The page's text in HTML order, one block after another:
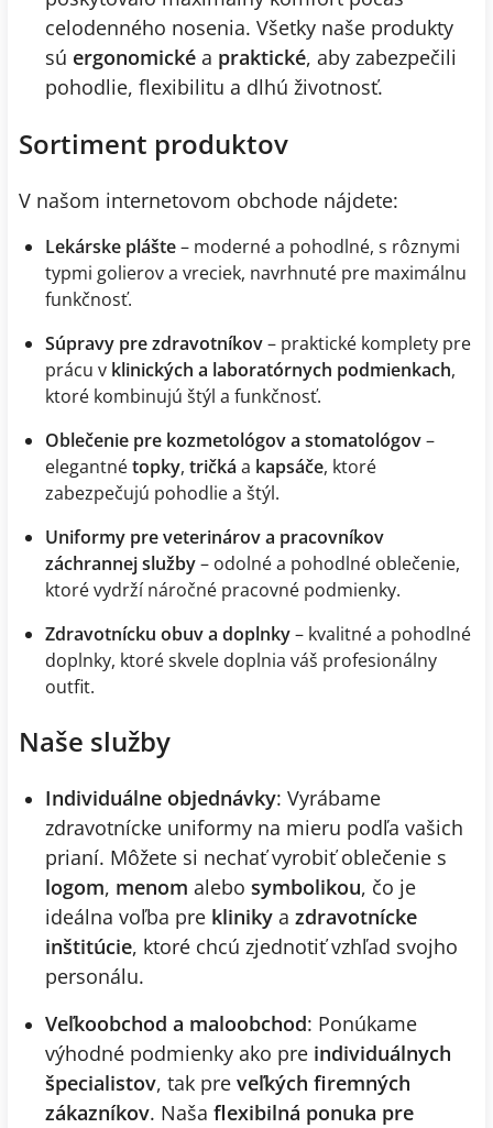
celodenného nosenia. Všetky naše produkty
sú ergonomické a praktické, aby zabezpečili
pohodlie, flexibilitu a dlhú životnosť.
Sortiment produktov
V našom internetovom obchode nájdete:
Lekárske plášte– moderné a pohodlné, s rôznymi
typmi golierov a vreciek, navrhnuté pre maximálnu
funkčnosť.
Súpravy pre zdravotníkov– praktické komplety pre
prácu v klinických a laboratórnych podmienkach,
ktoré kombinujú štýl a funkčnosť.
Oblečenie pre kozmetológov a stomatológov–
elegantnétopky, tričká a kapsáče, ktoré
zabezpečujú pohodlie a štýl.
Uniformy pre veterinárov a pracovníkov
záchrannej služby– odolné a pohodlné oblečenie,
ktoré vydrží náročné pracovné podmienky.
Zdravotnícku obuv a doplnky– kvalitné a pohodlné
doplnky, ktoré skvele doplnia váš profesionálny
outfit.
Naše služby
Individuálne objednávky: Vyrábame
zdravotnícke uniformy na mieru podľa vašich
prianí. Môžete si nechať vyrobiť oblečenie s
logom, menom alebo symbolikou, čo je
ideálna voľba pre kliniky a zdravotnícke
inštitúcie, ktoré chcú zjednotiť vzhľad svojho
personálu.
Veľkoobchod a maloobchod: Ponúkame
výhodné podmienky ako pre individuálnych
špecialistov, tak pre veľkých firemných
zákazníkov. Naša flexibilná ponuka pre